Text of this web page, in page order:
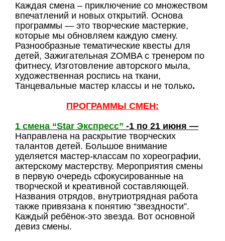
Каждая смена – приключение со множеством
впечатлений и новых открытий. Основа
программы — это творческие мастеркие,
которые мы обновляем каждую смену.
Разнообразные тематические квесты для
детей, Зажигательная ZOMBA с тренером по
фитнесу, Изготовление авторского мыла,
художественная роспись на ткани,
Танцевальные мастер классы и не только.
ПРОГРАММЫ СМЕН:
1 смена “Star Экспресс” -1 по 21 июня —
Направлена на раскрытие творческих
талантов детей. Большое внимание
уделяется мастер-классам по хореографии,
актерскому мастерству. Мероприятия смены
в первую очередь сфокусированные на
творческой и креативной составляющей.
Названия отрядов, внутриотрядная работа
также привязана к понятию “звездности”.
Каждый ребёнок-это звезда. Вот основной
девиз смены.